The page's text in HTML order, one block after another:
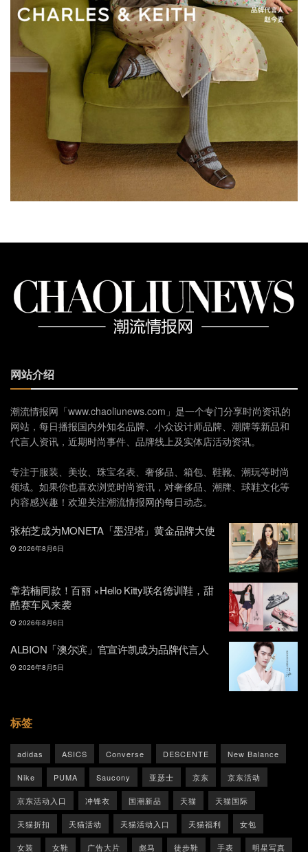
网站介绍
潮流情报网「www.chaoliunews.com」是一个专门分享时尚资讯的
网站，每日播报国内外知名品牌、小众设计师品牌、潮牌等新品和
代言人资讯，近期时尚事件、品牌线上及实体店活动资讯。
专注于服装、美妆、珠宝名表、奢侈品、箱包、鞋靴、潮玩等时尚
领域。如果你也喜欢浏览时尚资讯，对奢侈品、潮牌、球鞋文化等
内容感兴趣！欢迎关注潮流情报网的每日动态。
张柏芝成为MONETA「墨涅塔」黄金品牌大使
2026年8月6日
章若楠同款！百丽 ×Hello Kitty联名德训鞋，甜
酷赛车风来袭
2026年8月6日
ALBION「澳尔滨」官宣许凯成为品牌代言人
2026年8月5日
标签
adidas ASICS Converse DESCENTE New Balance
Nike PUMA Saucony 亚瑟士 京东 京东活动
京东活动入口 冲锋衣 国潮新品 天猫 天猫国际
天猫折扣 天猫活动 天猫活动入口 天猫福利 女包
女装 女鞋 广告大片 彪马 徒步鞋 手表 明星写真